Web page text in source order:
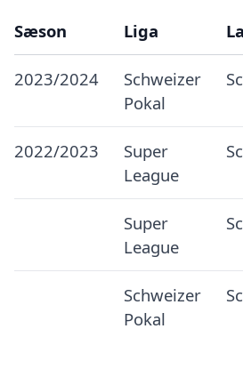
Sæson Liga
2023/2024
Schweizer
Pokal
2022/2023
Super
League
Super
League
Schweizer
Pokal